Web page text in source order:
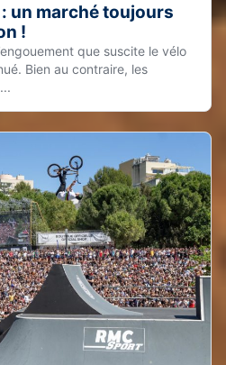
un marché toujours
!
que suscite le vélo
Bien au contraire, les